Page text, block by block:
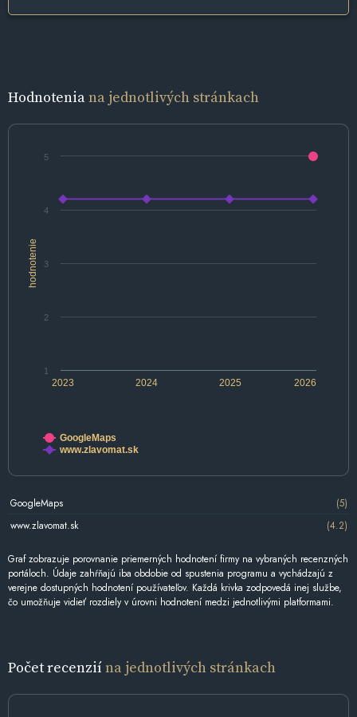
Hodnoteniana jednotlivých stránkach
hodnotenie
2024 2026
2023 2025
1
2
3
4
5
GoogleMaps
www.zlavomat.sk
GoogleMaps
(5)
www.zlavomat.sk
(4.2)
Graf zobrazuje porovnanie priemerných hodnotení firmy na vybraných recenzných
portáloch. Údaje zahŕňajú iba obdobie od spustenia programu a vychádzajú z
verejne dostupných hodnotení používateľov. Každá krivka zodpovedá inej službe,
čo umožňuje vidieť rozdiely v úrovni hodnotení medzi jednotlivými platformami.
Počet recenziína jednotlivých stránkach